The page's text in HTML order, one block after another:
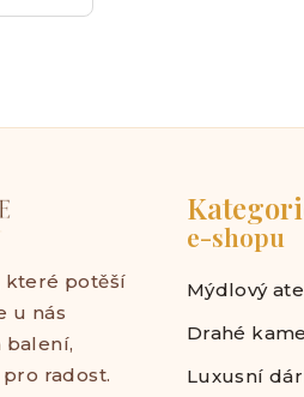
které potěší
u nás
balení,
radost.
e-shopu
Mýdlový
Drahé
Luxusní